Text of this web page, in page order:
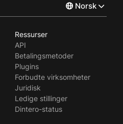
Norsk
Svenska
Ressurser
API
Betalingsmetoder
Plugins
Forbudte virksomheter
Juridisk
Ledige stillinger
Dintero-status